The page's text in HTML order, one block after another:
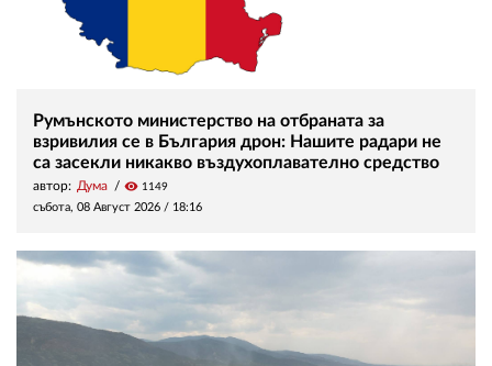
Румънското министерство на отбраната за
взривилия се в България дрон: Нашите радари не
са засекли никакво въздухоплавателно средство
автор: Дума visibility 1149
събота, 08 Август 2026 / 18:16